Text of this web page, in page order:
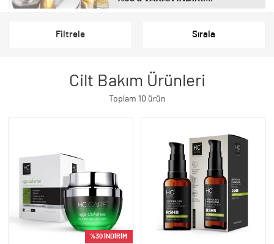
Filtrele Sırala
Cilt Bakım Ürünleri
Toplam 10 ürün
%30 İNDİRİM